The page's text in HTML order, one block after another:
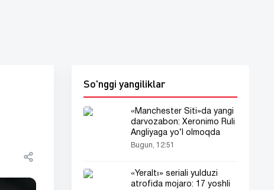
So'nggi yangiliklar
«Manchester Siti»da yangi
darvozabon: Xeronimo Ruli
Angliyaga yo‘l olmoqda
Bugun, 12:51
«Yeraltı» seriali yulduzi
atrofida mojaro: 17 yoshli